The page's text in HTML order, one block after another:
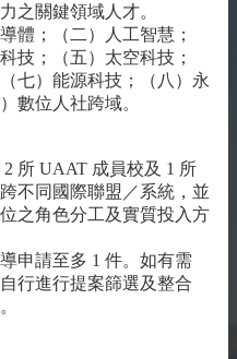
之關鍵領域人才。
體；（二）人工智慧；
技；（五）太空科技；
七）能源科技；（八）永
）數位人社跨域。
所 UAAT 成員校及 1 所
不同國際聯盟／系統，並
之角色分工及實質投入方
申請至多 1 件。如有需
行進行提案篩選及整合